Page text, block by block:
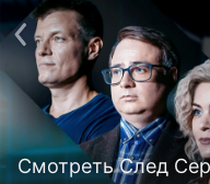
Смотреть След
Поддержка:support@24h.tv
О сервисе
Политика
Открыть приложение
Установить на ТВ